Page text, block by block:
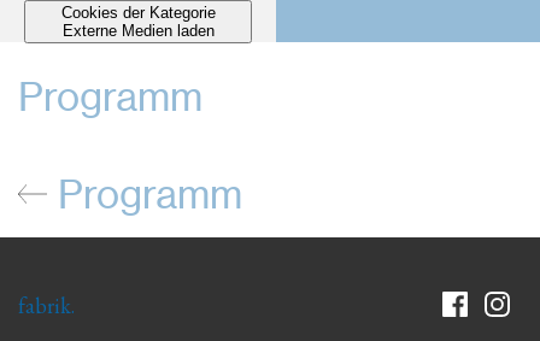
Cookies der Kategorie
Externe Medien laden
Programm
Programm
fabrik.